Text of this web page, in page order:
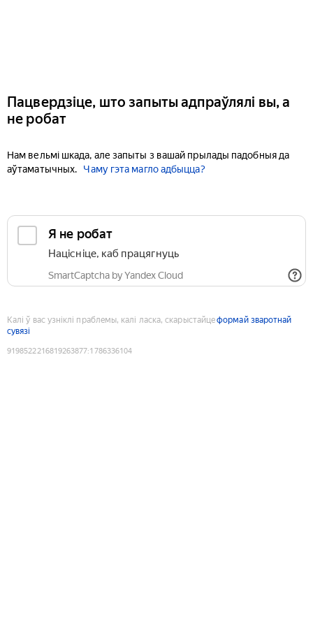
Пацвердзіце, што запыты адпраўлялі вы, а
не робат
Нам вельмі шкада, але запыты з вашай прылады падобныя да
аўтаматычных.
Чаму гэта магло адбыцца?
Я не робат
Націсніце, каб працягнуць
SmartCaptcha by Yandex Cloud
Калі ў вас узніклі праблемы, калі ласка, скарыстайцеформай зваротнай
сувязі
9198522216819263877:1786336104